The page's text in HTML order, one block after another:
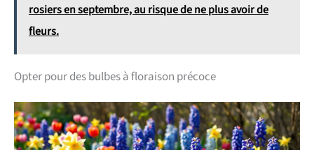
rosiers en septembre, au risque de ne plus avoir de
fleurs.
Opter pour des bulbes à floraison précoce